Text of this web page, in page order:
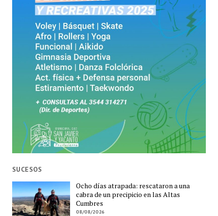
SUCESOS
Ocho días atrapada: rescataron a una
cabra de un precipicio en las Altas
Cumbres
08/08/2026